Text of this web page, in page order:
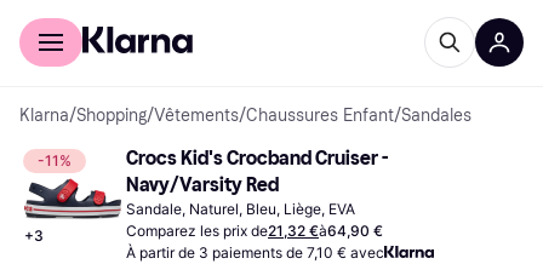
Acheter avec Klarna
Klarna/Shopping/Vêtements/Chaussures Enfant/Sandales
-11%
+3
Crocs Kid's Crocband Cruiser -
Navy/Varsity Red
Sandale, Naturel, Bleu, Liège, EVA
Comparez les prix de21,32 €à64,90 €
À partir de 3 paiements de 7,10 € avec